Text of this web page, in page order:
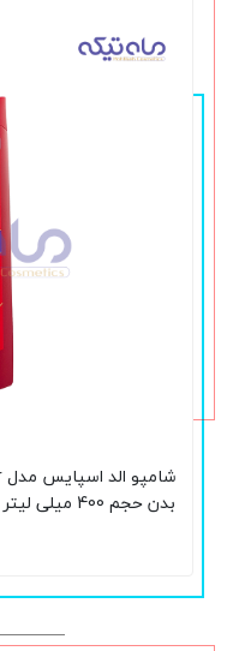
بدن حجم 400 میلی لیتر